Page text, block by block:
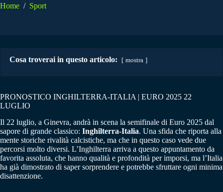
Home / Sport
Cosa troverai in questo articolo: mostra
PRONOSTICO INGHILTERRA-ITALIA | EURO 2025 22
LUGLIO
Il 22 luglio, a Ginevra, andrà in scena la semifinale di Euro 2025 dal
sapore di grande classico: Inghilterra-Italia. Una sfida che riporta alla
mente storiche rivalità calcistiche, ma che in questo caso vede due
percorsi molto diversi. L’Inghilterra arriva a questo appuntamento da
favorita assoluta, che hanno qualità e profondità per imporsi, ma l’Italia
ha già dimostrato di saper sorprendere e potrebbe sfruttare ogni minima
disattenzione.